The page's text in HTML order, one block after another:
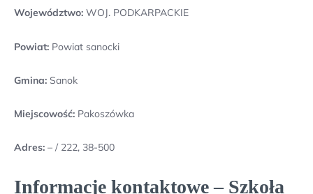
Województwo: WOJ. PODKARPACKIE
Powiat: Powiat sanocki
Gmina: Sanok
Miejscowość: Pakoszówka
Adres: – / 222, 38-500
Informacje kontaktowe – Szkoła